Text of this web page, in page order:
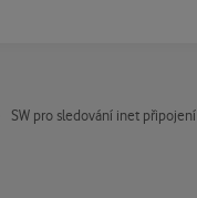
SW pro sledování inet připojení